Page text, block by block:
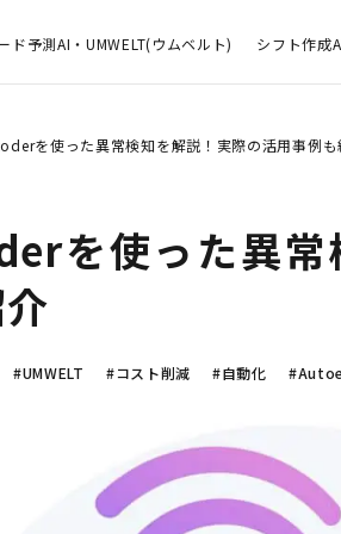
ド予測AI・UMWELT(ウムベルト) シフト作成
を使った異常検知を解説！実際の活用事例も
を使った異常
#UMWELT #コスト削減 #自動化